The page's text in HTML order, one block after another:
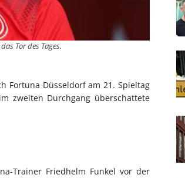
Tor des Tages.
Fortuna Düsseldorf am 21. Spieltag
zweiten Durchgang überschattete
Trainer Friedhelm Funkel vor der